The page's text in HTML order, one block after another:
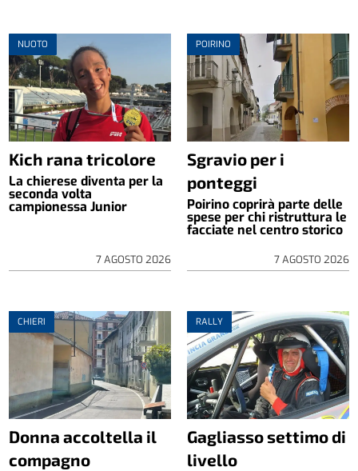
NUOTO
Kich rana tricolore
La chierese diventa per la
seconda volta
campionessa Junior
7 AGOSTO 2026
POIRINO
Sgravio per i
ponteggi
Poirino coprirà parte delle
spese per chi ristruttura le
facciate nel centro storico
7 AGOSTO 2026
CHIERI
Donna accoltella il
compagno
RALLY
Gagliasso settimo di
livello